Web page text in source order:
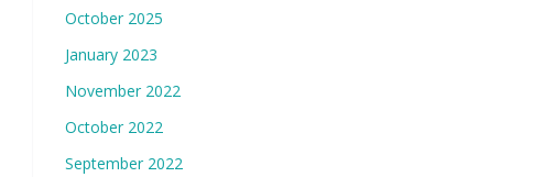
October 2025
January 2023
November 2022
October 2022
September 2022